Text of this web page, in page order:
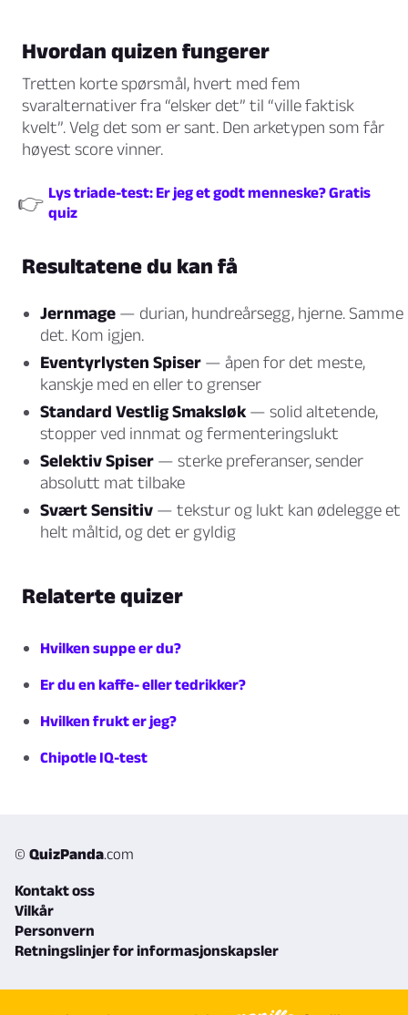
Hvordan quizen fungerer
Tretten korte spørsmål, hvert med fem
svaralternativer fra “elsker det” til “ville faktisk
kvelt”. Velg det som er sant. Den arketypen som får
høyest score vinner.
👉 Lys triade-test: Er jeg et godt menneske? Gratis
quiz
Resultatene du kan få
Jernmage — durian, hundreårsegg, hjerne. Samme
det. Kom igjen.
Eventyrlysten Spiser — åpen for det meste,
kanskje med en eller to grenser
Standard Vestlig Smaksløk— solid altetende,
stopper ved innmat og fermenteringslukt
Selektiv Spiser — sterke preferanser, sender
absolutt mat tilbake
Svært Sensitiv — tekstur og lukt kan ødelegge et
helt måltid, og det er gyldig
Relaterte quizer
Hvilken suppe er du?
Er du en kaffe- eller tedrikker?
Hvilken frukt er jeg?
Chipotle IQ-test
© QuizPanda.com
Kontakt oss
Vilkår
Personvern
Retningslinjer for informasjonskapsler